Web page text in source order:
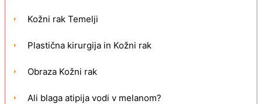
Kožni rak Temelji
Plastična kirurgija in Kožni rak
Obraza Kožni rak
Ali blaga atipija vodi v melanom?